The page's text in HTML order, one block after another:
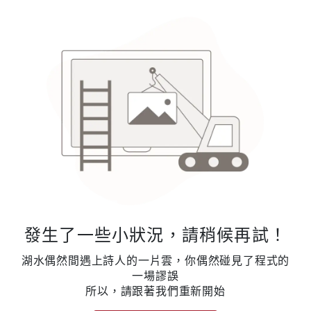
發生了一些小狀況，請稍候再試！
湖水偶然間遇上詩人的一片雲，你偶然碰見了程式的
一場謬誤
所以，請跟著我們重新開始